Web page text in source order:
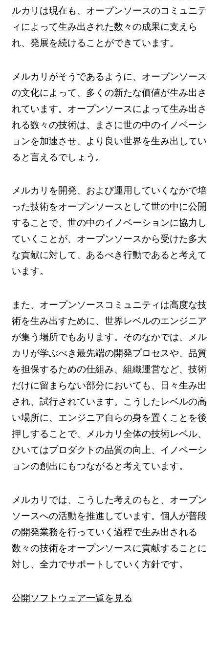
ルカリは現在も、オープンソースのコミュニテ
ィによって生み出された数々の成果に支えら
れ、発展を続けることができています。
メルカリがそうであるように、オープンソース
の文化によって、多くの新たな価値が生み出さ
れています。オープンソースによって生み出さ
れる数々の技術は、まさに世の中のイノベーシ
ョンを加速させ、より良い世界を生み出してい
ると言えるでしょう。
メルカリを開発、および運用していくなかで培
った技術をオープンソースとして世の中に公開
することで、世の中のイノベーションに協力し
ていくことが、オープンソースから受けた多大
な貢献に対して、あるべき行動であると考えて
います。
また、オープンソースコミュニティは高度な技
術を生み出すために、世界レベルのエンジニア
が集う場所でもあります。そのなかでは、メル
カリが学ぶべき最先端の開発プロセスや、品質
を担保するための仕組み、組織運営など、技術
だけに留まらない部分においても、日々生み出
され、試行されています。こうしたレベルの高
い場所に、エンジニア自らの身を置くことを後
押しすることで、メルカリ全体の技術レベル、
ひいてはプロダクトの品質の向上、イノベーシ
ョンの創出にもつながると考えています。
メルカリでは、こうした考えのもと、オープン
ソースへの活動を推進しています。個人が普段
の開発業務を行っていく過程で生み出される
数々の技術をオープンソースに貢献することに
対し、全力でサポートしていく方針です。
公開ソフトウェア一覧を見る